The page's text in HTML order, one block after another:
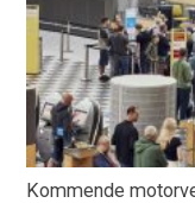
Kommende